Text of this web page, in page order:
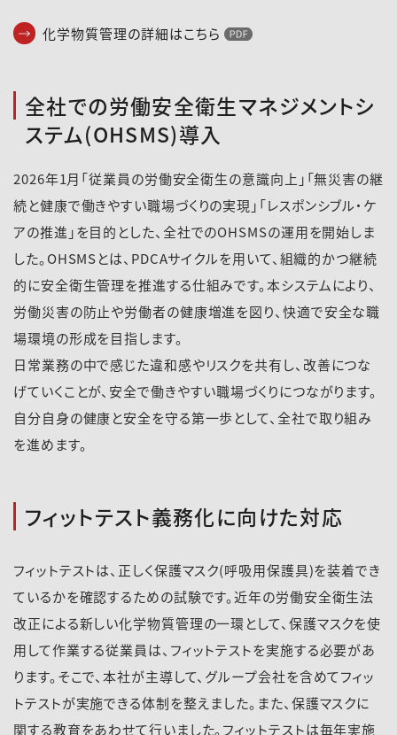
化学物質管理の詳細はこちら
全社での労働安全衛生マネジメントシ
ステム(OHSMS)導入
2026年1月「従業員の労働安全衛生の意識向上」「無災害の継
続と健康で働きやすい職場づくりの実現」「レスポンシブル・ケ
アの推進」を目的とした、全社でのOHSMSの運用を開始しま
した。OHSMSとは、PDCAサイクルを用いて、組織的かつ継続
的に安全衛生管理を推進する仕組みです。本システムにより、
労働災害の防止や労働者の健康増進を図り、快適で安全な職
場環境の形成を目指します。
日常業務の中で感じた違和感やリスクを共有し、改善につな
げていくことが、安全で働きやすい職場づくりにつながります。
自分自身の健康と安全を守る第一歩として、全社で取り組み
を進めます。
フィットテスト義務化に向けた対応
フィットテストは、正しく保護マスク(呼吸用保護具)を装着でき
ているかを確認するための試験です。近年の労働安全衛生法
改正による新しい化学物質管理の一環として、保護マスクを使
用して作業する従業員は、フィットテストを実施する必要があ
ります。そこで、本社が主導して、グループ会社を含めてフィッ
トテストが実施できる体制を整えました。また、保護マスクに
関する教育をあわせて行いました。フィットテストは毎年実施